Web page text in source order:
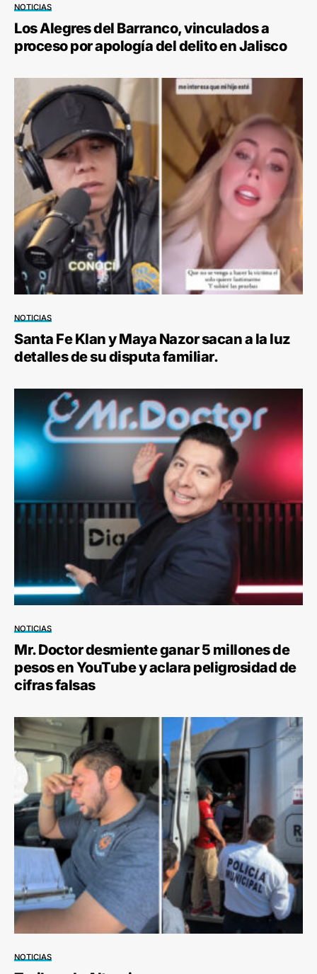
NOTICIAS
Los Alegres del Barranco, vinculados a
proceso por apología del delito en Jalisco
NOTICIAS
Santa Fe Klan y Maya Nazor sacan a la luz
detalles de su disputa familiar.
NOTICIAS
Mr. Doctor desmiente ganar 5 millones de
pesos en YouTube y aclara peligrosidad de
cifras falsas
NOTICIAS